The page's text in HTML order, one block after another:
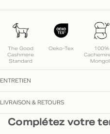
The Good
Cashmere
Standard
Oeko-Tex
100%
ENTRETIEN
LIVRAISON & RETOURS
Complétez votre